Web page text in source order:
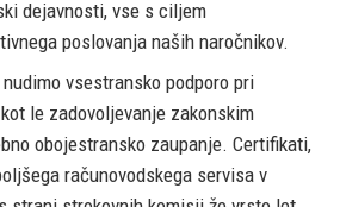
dejavnosti, vse s ciljem
poslovanja naših naročnikov.
vsestransko podporo pri
le zadovoljevanje zakonskim
obojestransko zaupanje. Certifikati,
računovodskega servisa v